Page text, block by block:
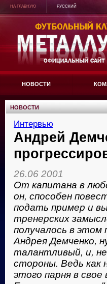
НА ГЛАВНУЮ РУССКИЙ
НОВОСТИ
НОВОСТИ
Интервью
Андрей
26.06 2001
От капитана в
он, способен
подать пример и
тренерских
получалось в этом
Андрея Демченко,
талантливый, и,
стороны. Ведь как
этого парня в